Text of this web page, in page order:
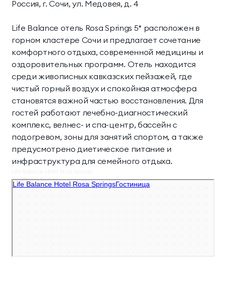
Россия, г. Сочи, ул. Медовея, д. 4
Life Balance отель Rosa Springs 5* расположен в
горном кластере Сочи и предлагает сочетание
комфортного отдыха, современной медицины и
оздоровительных программ. Отель находится
среди живописных кавказских пейзажей, где
чистый горный воздух и спокойная атмосфера
становятся важной частью восстановления. Для
гостей работают лечебно-диагностический
комплекс, велнес- и спа-центр, бассейн с
подогревом, зоны для занятий спортом, а также
предусмотрено диетическое питание и
инфраструктура для семейного отдыха.
Гостиница в Сочи